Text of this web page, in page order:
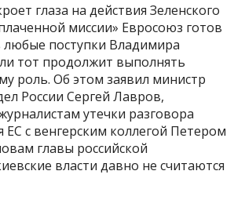
глаза на действия Зеленского
миссии» Евросоюз готов
любые поступки Владимира
тот продолжит выполнять
роль. Об этом заявил министр
России Сергей Лавров,
утечки разговора
ЕС с венгерским коллегой Петером
главы российской
власти давно не считаются